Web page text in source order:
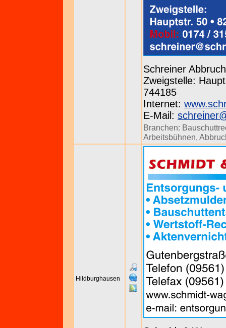
Schreiner
Zweigstelle:
744185
Internet:
E-Mail:
Branchen:
Arbeitsbühnen,
Hildburghausen